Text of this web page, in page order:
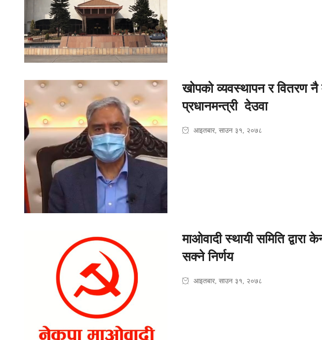
खोपको व्यवस्थापन र वितरण नै
प्रधानमन्त्री देउवा
आइतबार, साउन ३१, २०७८
माओवादी स्थायी समिति
सक्ने निर्णय
आइतबार, साउन ३१, २०७८